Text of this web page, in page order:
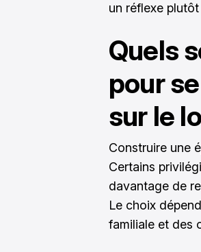
un réflexe
Quels
pour
sur le
Construire une
Certains
davantage de
Le choix
familiale et des